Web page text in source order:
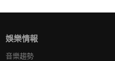
娛樂情報
音樂趨勢